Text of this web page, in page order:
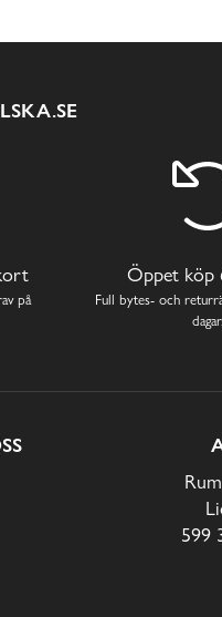
på
Öppet köp
Full bytes- och
dagar.
599